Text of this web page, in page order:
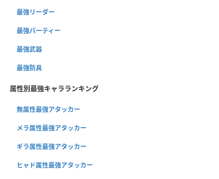
最強リーダー
最強パーティー
最強武器
最強防具
属性別最強キャラランキング
無属性最強アタッカー
メラ属性最強アタッカー
ギラ属性最強アタッカー
ヒャド属性最強アタッカー